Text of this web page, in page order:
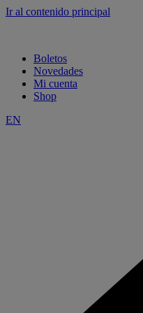
Ir al contenido principal
Boletos
Novedades
Mi cuenta
Shop
EN